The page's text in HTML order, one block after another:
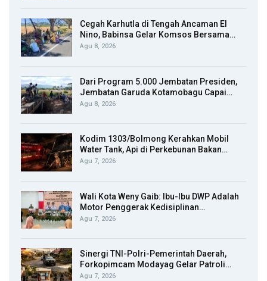
Cegah Karhutla di Tengah Ancaman El
Nino, Babinsa Gelar Komsos Bersama…
Agu 8, 2026
Dari Program 5.000 Jembatan Presiden,
Jembatan Garuda Kotamobagu Capai…
Agu 8, 2026
Kodim 1303/Bolmong Kerahkan Mobil
Water Tank, Api di Perkebunan Bakan…
Agu 7, 2026
Wali Kota Weny Gaib: Ibu-Ibu DWP Adalah
Motor Penggerak Kedisiplinan…
Agu 7, 2026
Sinergi TNI-Polri-Pemerintah Daerah,
Forkopimcam Modayag Gelar Patroli…
Agu 7, 2026